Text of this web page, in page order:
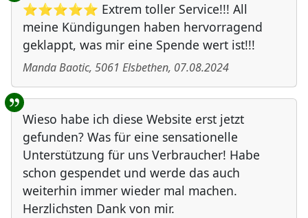
⭐⭐⭐⭐⭐ Extrem toller Service!!! All
meine Kündigungen haben hervorragend
geklappt, was mir eine Spende wert ist!!!
Manda Baotic, 5061 Elsbethen, 07.08.2024
Wieso habe ich diese Website erst jetzt
gefunden? Was für eine sensationelle
Unterstützung für uns Verbraucher! Habe
schon gespendet und werde das auch
weiterhin immer wieder mal machen.
Herzlichsten Dank von mir.